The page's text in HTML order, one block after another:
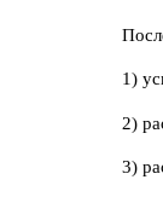
1)
2)
3)